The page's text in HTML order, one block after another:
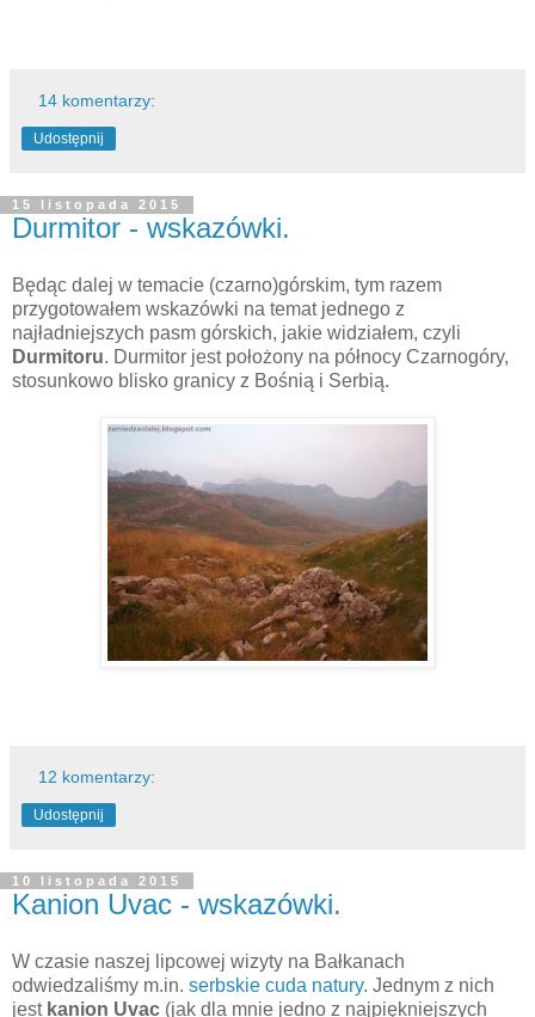
14 komentarzy:
Udostępnij
15 listopada 2015
Durmitor - wskazówki.
Będąc dalej w temacie (czarno)górskim, tym razem
przygotowałem wskazówki na temat jednego z
najładniejszych pasm górskich, jakie widziałem, czyli
Durmitoru. Durmitor jest położony na północy Czarnogóry,
stosunkowo blisko granicy z Bośnią i Serbią.
12 komentarzy:
Udostępnij
10 listopada 2015
Kanion Uvac - wskazówki.
W czasie naszej lipcowej wizyty na Bałkanach
odwiedzaliśmy m.in. serbskie cuda natury. Jednym z nich
jest kanion Uvac (jak dla mnie jedno z najpiękniejszych